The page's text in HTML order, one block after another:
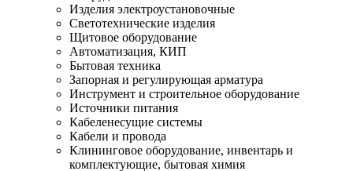
Изделия электроустановочные
Светотехнические изделия
Щитовое оборудование
Автоматизация, КИП
Бытовая техника
Запорная и регулирующая арматура
Инструмент и строительное оборудование
Источники питания
Кабеленесущие системы
Кабели и провода
Клининговое оборудование, инвентарь и
комплектующие, бытовая химия